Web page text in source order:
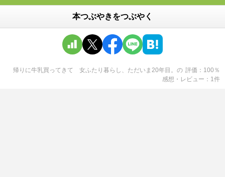
本つぶやきをつぶやく
帰りに牛乳買ってきて 女ふたり暮らし、ただいま20年目。 の 評価 100 ％
感想・レビュー
1件